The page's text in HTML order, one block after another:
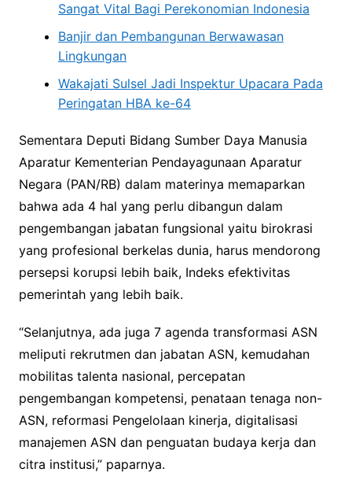
Sangat Vital Bagi Perekonomian Indonesia
Banjir dan Pembangunan Berwawasan
Lingkungan
Wakajati Sulsel Jadi Inspektur Upacara Pada
Peringatan HBA ke-64
Sementara Deputi Bidang Sumber Daya Manusia
Aparatur Kementerian Pendayagunaan Aparatur
Negara (PAN/RB) dalam materinya memaparkan
bahwa ada 4 hal yang perlu dibangun dalam
pengembangan jabatan fungsional yaitu birokrasi
yang profesional berkelas dunia, harus mendorong
persepsi korupsi lebih baik, Indeks efektivitas
pemerintah yang lebih baik.
“Selanjutnya, ada juga 7 agenda transformasi ASN
meliputi rekrutmen dan jabatan ASN, kemudahan
mobilitas talenta nasional, percepatan
pengembangan kompetensi, penataan tenaga non-
ASN, reformasi Pengelolaan kinerja, digitalisasi
manajemen ASN dan penguatan budaya kerja dan
citra institusi,” paparnya.